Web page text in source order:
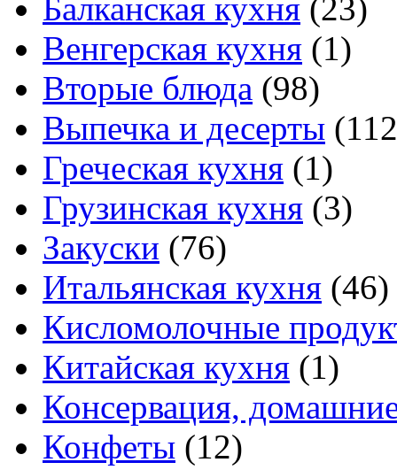
Балканская кухня (23)
Венгерская кухня (1)
Вторые блюда (98)
Выпечка и десерты
Греческая кухня (1)
Грузинская кухня (3)
Закуски (76)
Итальянская кухня (46)
Кисломолочные
Китайская кухня (1)
Консервация,
Конфеты (12)